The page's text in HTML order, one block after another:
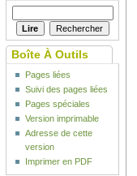
Boîte À Outils
Pages liées
Suivi des pages liées
Pages spéciales
Version imprimable
Adresse de cette
version
Imprimer en PDF